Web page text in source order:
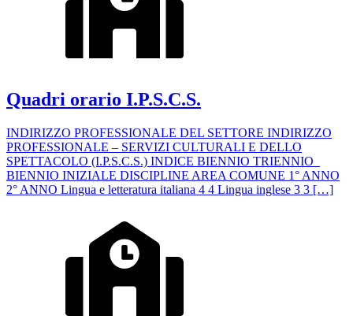
Quadri orario I.P.S.C.S.
INDIRIZZO PROFESSIONALE DEL SETTORE INDIRIZZO
PROFESSIONALE – SERVIZI CULTURALI E DELLO
SPETTACOLO (I.P.S.C.S.) INDICE BIENNIO TRIENNIO
BIENNIO INIZIALE DISCIPLINE AREA COMUNE 1° ANNO
2° ANNO Lingua e letteratura italiana 4 4 Lingua inglese 3 3 […]